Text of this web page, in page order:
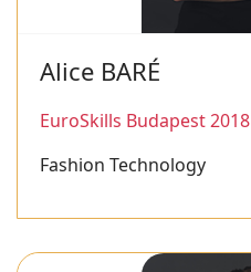
Alice BARÉ
EuroSkills Budapest 2018
Fashion Technology